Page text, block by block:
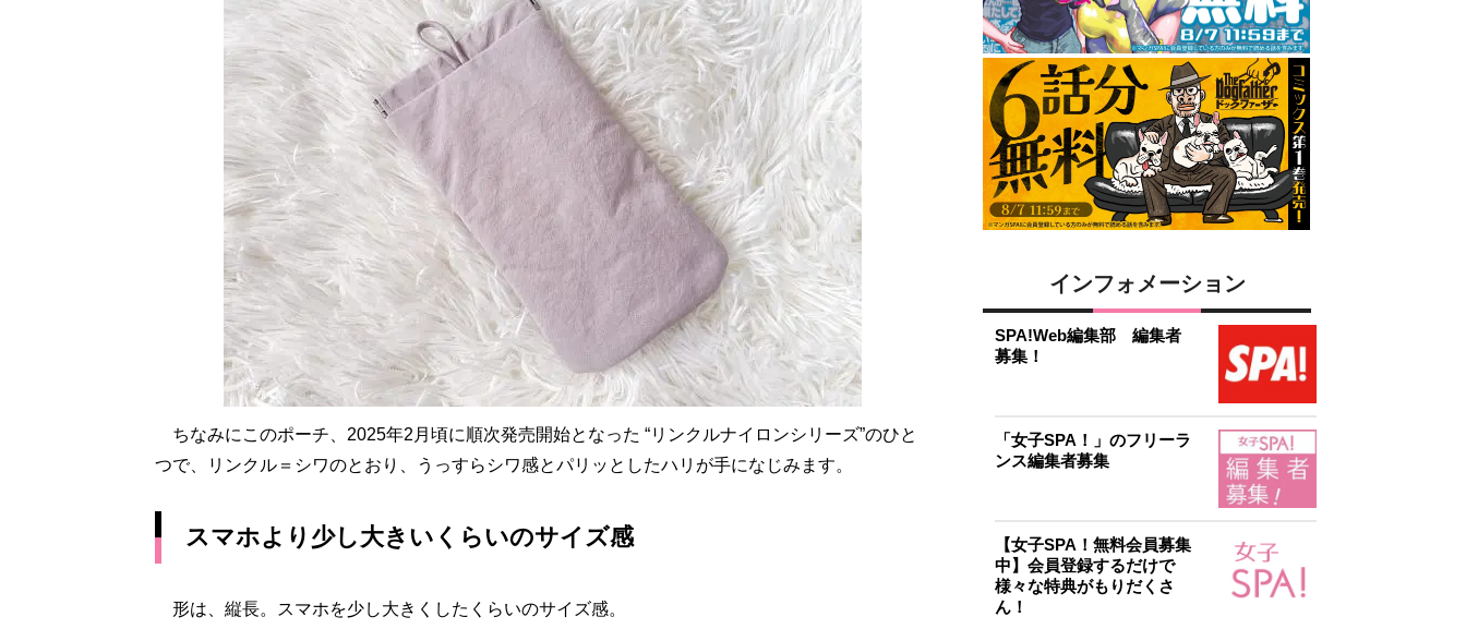
ちなみにこのポーチ、2025年2月頃に順次発売開始となった “リンクルナイロンシリーズ”のひと
つで、リンクル＝シワのとおり、うっすらシワ感とパリッとしたハリが手になじみます。
スマホより少し大きいくらいのサイズ感
形は、縦長。スマホを少し大きくしたくらいのサイズ感。
インフォメーション
SPA!Web編集部 編集者
募集！
「女子SPA！」のフリーラ
ンス編集者募集
【女子SPA！無料会員募集
中】会員登録するだけで
様々な特典がもりだくさ
ん！